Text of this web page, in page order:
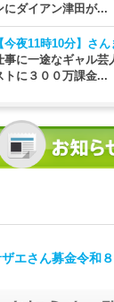
にダイアン津田が...
【今夜11時10分】 さん
事に一途なギャル芸
トに３００万課金...
エさん募金令和